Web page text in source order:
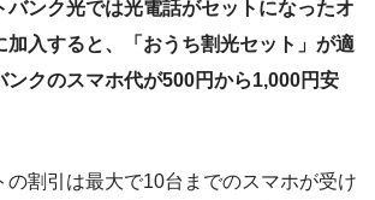
バンク光では光電話がセットになったオ
加入すると、「おうち割光セット」が適
ンクのスマホ代が500円から1,000円安
の割引は最大で10台までのスマホが受け